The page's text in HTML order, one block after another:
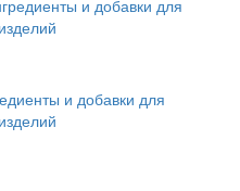
и добавки для